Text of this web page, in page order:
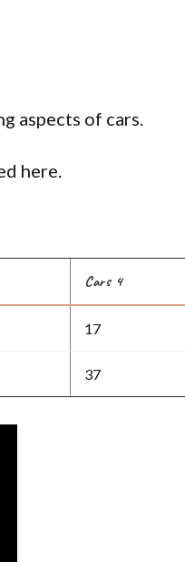
aspects of cars.
here.
Cars 4
17
37